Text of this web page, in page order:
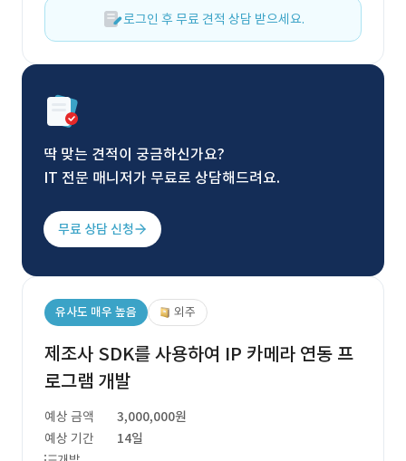
로그인 후 무료 견적 상담 받으세요.
딱 맞는 견적이 궁금하신가요?
IT 전문 매니저가 무료로 상담해드려요.
무료 상담 신청
유사도 매우 높음 외주
제조사 SDK를 사용하여 IP 카메라 연동 프
로그램 개발
예상 금액
3,000,000원
예상 기간
14일